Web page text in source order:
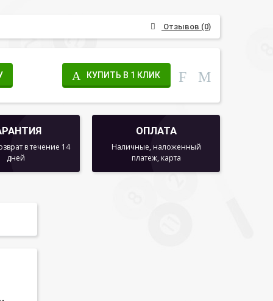
Отзывов (0)
КУПИТЬ В 1 КЛИК
в течение 14
дней
ОПЛАТА
Наличные, наложенный
платеж, карта